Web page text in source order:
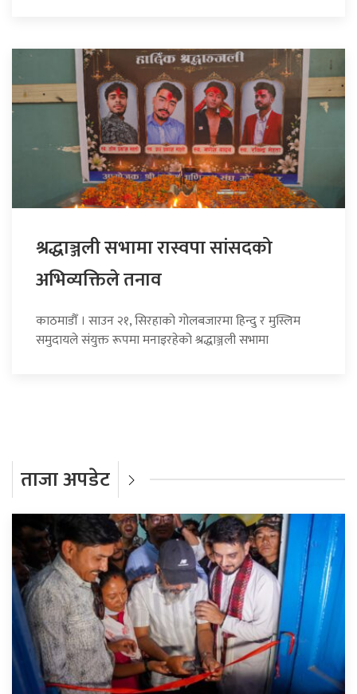
श्रद्धाञ्जली सभामा रास्वपा सांसदको
अभिव्यक्तिले तनाव
काठमाडौँ । साउन २१, सिरहाको गोलबजारमा हिन्दु र मुस्लिम
समुदायले संयुक्त रूपमा मनाइरहेको श्रद्धाञ्जली सभामा
ताजा अपडेट